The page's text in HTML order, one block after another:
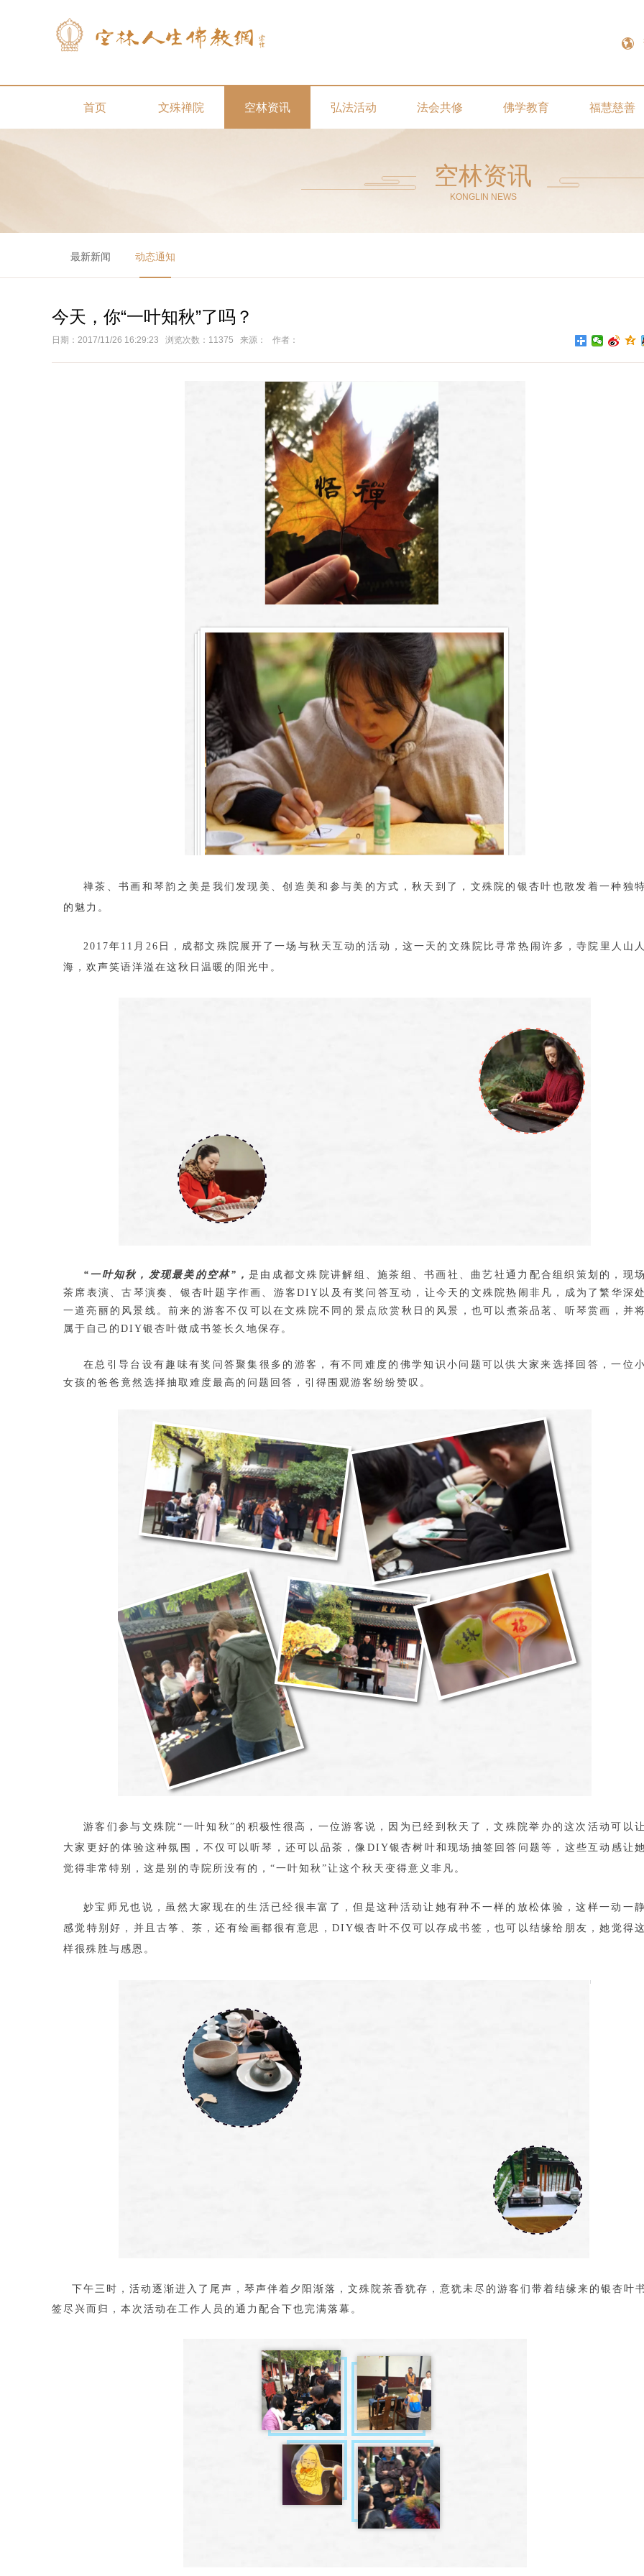
首页 文殊禅院 空林资讯 弘法活动 法会共修 佛学教育 福慧慈善
空林资讯
KONGLIN NEWS
最新新闻 动态通知
今天，你“一叶知秋”了吗？
日期：2017/11/26 16:29:23 浏览次数：11375 来源： 作者：
禅茶、书画和琴韵之美是我们发现美、创造美和参与美的方式，秋天到了，文殊院的银杏叶也散发着一种独
的魅力。
2017年11月26日，成都文殊院展开了一场与秋天互动的活动，这一天的文殊院比寻常热闹许多，寺院里人山
海，欢声笑语洋溢在这秋日温暖的阳光中。
“一叶知秋，发现最美的空林”，是由成都文殊院讲解组、施茶组、书画社、曲艺社通力配合组织策划的，现
茶席表演、古琴演奏、银杏叶题字作画、游客DIY以及有奖问答互动，让今天的文殊院热闹非凡，成为了繁华深
一道亮丽的风景线。前来的游客不仅可以在文殊院不同的景点欣赏秋日的风景，也可以煮茶品茗、听琴赏画，并
属于自己的DIY银杏叶做成书签长久地保存。
在总引导台设有趣味有奖问答聚集很多的游客，有不同难度的佛学知识小问题可以供大家来选择回答，一位
女孩的爸爸竟然选择抽取难度最高的问题回答，引得围观游客纷纷赞叹。
游客们参与文殊院“一叶知秋”的积极性很高，一位游客说，因为已经到秋天了，文殊院举办的这次活动可以
大家更好的体验这种氛围，不仅可以听琴，还可以品茶，像DIY银杏树叶和现场抽签回答问题等，这些互动感让
觉得非常特别，这是别的寺院所没有的，“一叶知秋”让这个秋天变得意义非凡。
妙宝师兄也说，虽然大家现在的生活已经很丰富了，但是这种活动让她有种不一样的放松体验，这样一动一
感觉特别好，并且古筝、茶，还有绘画都很有意思，DIY银杏叶不仅可以存成书签，也可以结缘给朋友，她觉得
样很殊胜与感恩。
下午三时，活动逐渐进入了尾声，琴声伴着夕阳渐落，文殊院茶香犹存，意犹未尽的游客们带着结缘来的银杏叶
签尽兴而归，本次活动在工作人员的通力配合下也完满落幕。